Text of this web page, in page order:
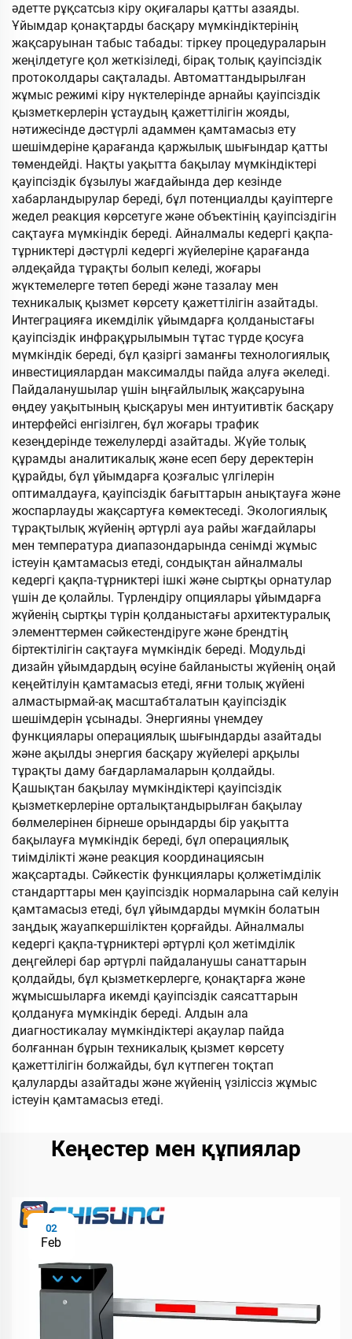
әдетте рұқсатсыз кіру оқиғалары қатты азаяды.
Ұйымдар қонақтарды басқару мүмкіндіктерінің
жақсаруынан табыс табады: тіркеу процедураларын
жеңілдетуге қол жеткізіледі, бірақ толық қауіпсіздік
протоколдары сақталады. Автоматтандырылған
жұмыс режимі кіру нүктелерінде арнайы қауіпсіздік
қызметкерлерін ұстаудың қажеттілігін жояды,
нәтижесінде дәстүрлі адаммен қамтамасыз ету
шешімдеріне қарағанда қаржылық шығындар қатты
төмендейді. Нақты уақытта бақылау мүмкіндіктері
қауіпсіздік бұзылуы жағдайында дер кезінде
хабарландырулар береді, бұл потенциалды қауіптерге
жедел реакция көрсетуге және объектінің қауіпсіздігін
сақтауға мүмкіндік береді. Айналмалы кедергі қақпа-
тұрниктері дәстүрлі кедергі жүйелеріне қарағанда
әлдеқайда тұрақты болып келеді, жоғары
жүктемелерге төтеп береді және тазалау мен
техникалық қызмет көрсету қажеттілігін азайтады.
Интеграцияға икемділік ұйымдарға қолданыстағы
қауіпсіздік инфрақұрылымын тұтас түрде қосуға
мүмкіндік береді, бұл қазіргі заманғы технологиялық
инвестициялардан максималды пайда алуға әкеледі.
Пайдаланушылар үшін ыңғайлылық жақсаруына
өңдеу уақытының қысқаруы мен интуитивтік басқару
интерфейсі енгізілген, бұл жоғары трафик
кезеңдерінде тежелулерді азайтады. Жүйе толық
құрамды аналитикалық және есеп беру деректерін
құрайды, бұл ұйымдарға қозғалыс үлгілерін
оптималдауға, қауіпсіздік бағыттарын анықтауға және
жоспарлауды жақсартуға көмектеседі. Экологиялық
тұрақтылық жүйенің әртүрлі ауа райы жағдайлары
мен температура диапазондарында сенімді жұмыс
істеуін қамтамасыз етеді, сондықтан айналмалы
кедергі қақпа-тұрниктері ішкі және сыртқы орнатулар
үшін де қолайлы. Түрлендіру опциялары ұйымдарға
жүйенің сыртқы түрін қолданыстағы архитектуралық
элементтермен сәйкестендіруге және брендтің
біртектілігін сақтауға мүмкіндік береді. Модульді
дизайн ұйымдардың өсуіне байланысты жүйенің оңай
кеңейтілуін қамтамасыз етеді, яғни толық жүйені
алмастырмай-ақ масштабталатын қауіпсіздік
шешімдерін ұсынады. Энергияны үнемдеу
функциялары операциялық шығындарды азайтады
және ақылды энергия басқару жүйелері арқылы
тұрақты даму бағдарламаларын қолдайды.
Қашықтан бақылау мүмкіндіктері қауіпсіздік
қызметкерлеріне орталықтандырылған бақылау
бөлмелерінен бірнеше орындарды бір уақытта
бақылауға мүмкіндік береді, бұл операциялық
тиімділікті және реакция координациясын
жақсартады. Сәйкестік функциялары қолжетімділік
стандарттары мен қауіпсіздік нормаларына сай келуін
қамтамасыз етеді, бұл ұйымдарды мүмкін болатын
заңдық жауапкершіліктен қорғайды. Айналмалы
кедергі қақпа-тұрниктері әртүрлі қол жетімділік
деңгейлері бар әртүрлі пайдаланушы санаттарын
қолдайды, бұл қызметкерлерге, қонақтарға және
жұмысшыларға икемді қауіпсіздік саясаттарын
қолдануға мүмкіндік береді. Алдын ала
диагностикалау мүмкіндіктері ақаулар пайда
болғаннан бұрын техникалық қызмет көрсету
қажеттілігін болжайды, бұл күтпеген тоқтап
қалуларды азайтады және жүйенің үзіліссіз жұмыс
істеуін қамтамасыз етеді.
Кеңестер мен құпиялар
02
Feb